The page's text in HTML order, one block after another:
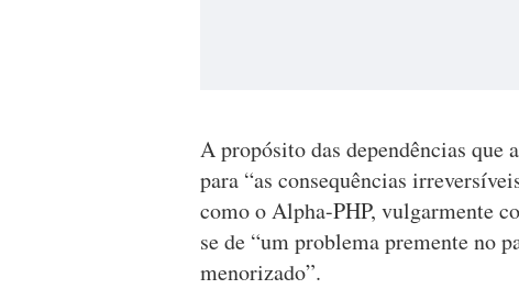
A propósito das dependências que
para “as consequências
como o Alpha-PHP, vulgarmente
se de “um problema premente no
menorizado”.